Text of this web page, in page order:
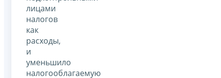
лицами
налогов
как
расходы,
и
уменьшило
налогооблагаемую